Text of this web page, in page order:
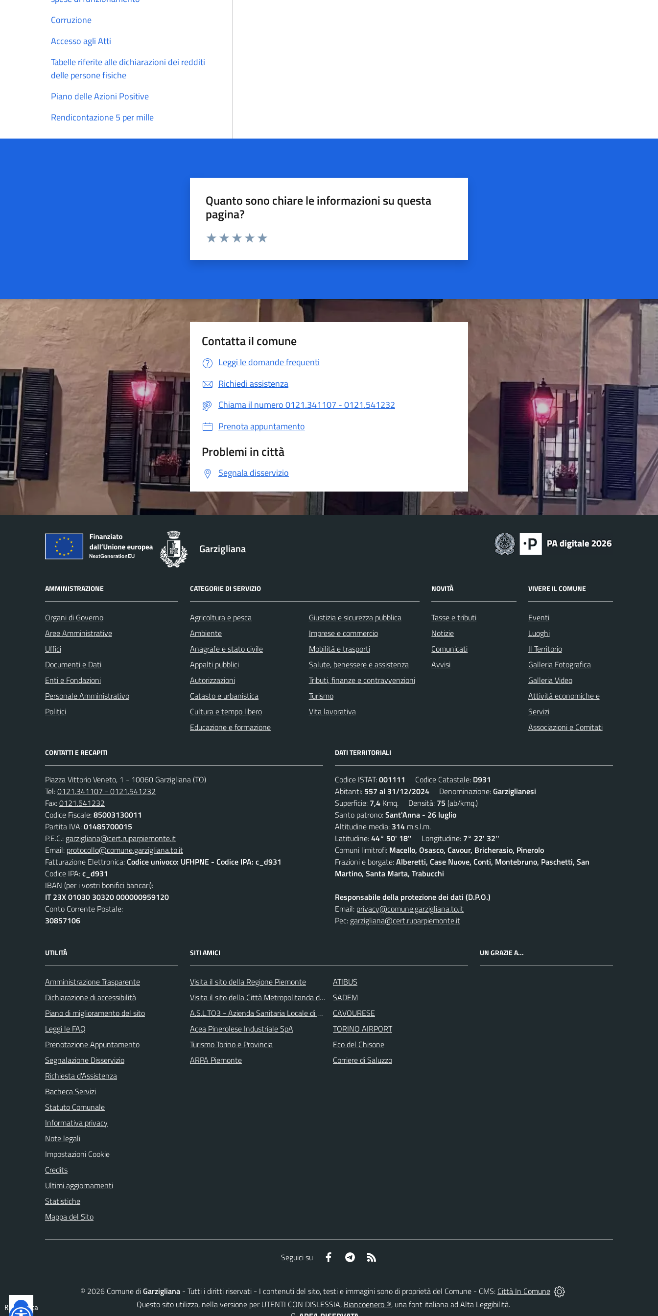
Corruzione
Accesso agli Atti
Tabelle riferite alle dichiarazioni dei redditi
delle persone fisiche
Piano delle Azioni Positive
Rendicontazione 5 per mille
Quanto sono chiare le informazioni su questa
pagina?
Valuta da 1 a 5 stelle la pagina
Contatta il comune
Leggi le domande frequenti
Richiedi assistenza
Chiama il numero 0121.341107 - 0121.541232
Prenota appuntamento
Problemi in città
Segnala disservizio
Garzigliana
AMMINISTRAZIONE
Organi di Governo
Aree Amministrative
Uffici
Documenti e Dati
Enti e Fondazioni
Personale Amministrativo
Politici
CATEGORIE DI SERVIZIO
Agricoltura e pesca
Ambiente
Anagrafe e stato civile
Appalti pubblici
Autorizzazioni
Catasto e urbanistica
Cultura e tempo libero
Educazione e formazione
Giustizia e sicurezza pubblica
Imprese e commercio
Mobilità e trasporti
Salute, benessere e assistenza
Tributi, finanze e contravvenzioni
Turismo
Vita lavorativa
NOVITÀ
Tasse e tributi
Notizie
Comunicati
Avvisi
VIVERE IL COMUNE
Eventi
Luoghi
Il Territorio
Galleria Fotografica
Galleria Video
Attività economiche e
Servizi
Associazioni e Comitati
CONTATTI E RECAPITI
Piazza Vittorio Veneto, 1 - 10060 Garzigliana (TO)
Tel:0121.341107 - 0121.541232
Fax:0121.541232
Codice Fiscale:85003130011
Partita IVA:01485700015
P.E.C.: garzigliana@cert.ruparpiemonte.it
Email: protocollo@comune.garzigliana.to.it
Fatturazione Elettronica:Codice univoco: UFHPNE - Codice IPA: c_d931
Codice IPA:c_d931
IBAN (per i vostri bonifici bancari):
IT 23X 01030 30320 000000959120
Conto Corrente Postale:
30857106
DATI TERRITORIALI
Codice ISTAT:001111 Codice Catastale: D931
Abitanti: 557 al 31/12/2024 Denominazione:Garziglianesi
Superficie: 7,4 Kmq. Densità: 75 (ab/kmq.)
Santo patrono:Sant'Anna - 26 luglio
Altitudine media: 314 m.s.l.m.
Latitudine:44° 50' 18'' Longitudine: 7° 22' 32''
Comuni limitrofi: Macello, Osasco, Cavour, Bricherasio, Pinerolo
Frazioni e borgate:Alberetti, Case Nuove, Conti, Montebruno, Paschetti, San
Martino, Santa Marta, Trabucchi
Responsabile della protezione dei dati (D.P.O.)
Email: privacy@comune.garzigliana.to.it
Pec: garzigliana@cert.ruparpiemonte.it
UTILITÀ
Amministrazione Trasparente
Dichiarazione di accessibilità
Piano di miglioramento del sito
Leggi le FAQ
Prenotazione Appuntamento
Segnalazione Disservizio
Richiesta d'Assistenza
Bacheca Servizi
Statuto Comunale
Informativa privacy
Note legali
Impostazioni Cookie
Credits
Ultimi aggiornamenti
Statistiche
Mappa del Sito
SITI AMICI
Visita il sito della Regione Piemonte
Visita il sito della Città Metropolitanda di Torino
A.S.L.TO3 - Azienda Sanitaria Locale di Collegno e Pinerolo
Acea Pinerolese Industriale SpA
Turismo Torino e Provincia
ARPA Piemonte
ATIBUS
SADEM
CAVOURESE
TORINO AIRPORT
Eco del Chisone
Corriere di Saluzzo
UN GRAZIE A...
Seguici su Facebook Telegram
© 2026 Comune diGarzigliana - Tutti i diritti riservati - I contenuti del sito, testi e immagini sono di proprietà del Comune - CMS: Città In Comune
Questo sito utilizza, nella versione per UTENTI CON DISLESSIA, Biancoenero ®, una font italiana ad Alta Leggibilità.
Reimposta